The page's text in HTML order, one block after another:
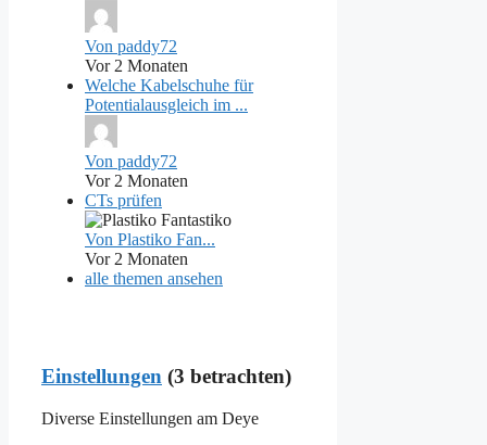
Von paddy72
Vor 2 Monaten
Welche Kabelschuhe für
Potentialausgleich im ...
Von paddy72
Vor 2 Monaten
CTs prüfen
Von Plastiko Fan...
Vor 2 Monaten
alle themen ansehen
Einstellungen (3 betrachten)
Diverse Einstellungen am Deye